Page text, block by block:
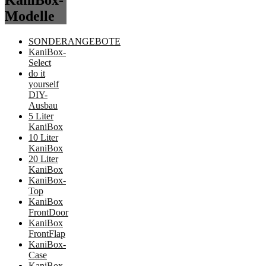
Modelle
SONDERANGEBOTE
KaniBox-
Select
do it
yourself
DIY-
Ausbau
5 Liter
KaniBox
10 Liter
KaniBox
20 Liter
KaniBox
KaniBox-
Top
KaniBox
FrontDoor
KaniBox
FrontFlap
KaniBox-
Case